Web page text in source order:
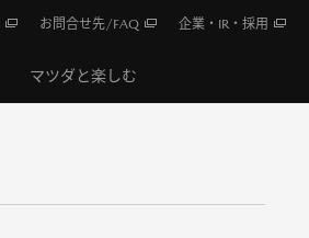
マツダと楽しむ
お問合せ先/FAQ 企業・IR・採用